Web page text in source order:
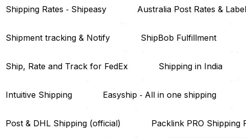
Shipping Rates ‑ Shipeasy Australia Post Rates &
Shipment tracking & Notify ShipBob Fulfillment
Ship, Rate and Track for FedEx Shipping in India
Intuitive Shipping Easyship ‑ All in one shipping
Post & DHL Shipping (official) Packlink PRO Shipping